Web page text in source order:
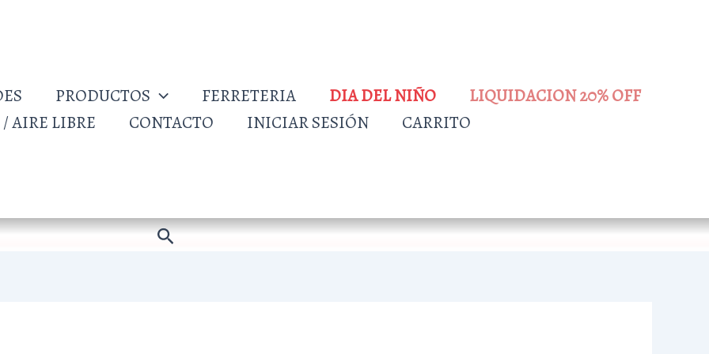
PRODUCTOS FERRETERIA DIA DEL NIÑO
LIQUIDACION 20% OFF
AIRE LIBRE
CONTACTO INICIAR SESIÓN CARRITO
Buscar